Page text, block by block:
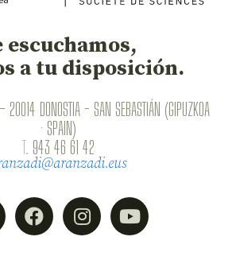
escuchamos,
a tu disposición.
20014 DONOSTIA - SAN SEBASTIÁN (GIPUZKOA
· SPAIN)
T. 943 46 61 42